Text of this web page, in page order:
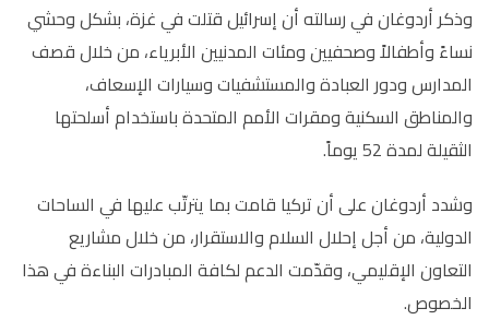
وذكر أردوغان في رسالته أن إسرائيل قتلت في غزة، بشكل وحشي
نساءً وأطفالاً وصحفيين ومئات المدنيين الأبرياء، من خلال قصف
المدارس ودور العبادة والمستشفيات وسيارات الإسعاف،
والمناطق السكنية ومقرات الأمم المتحدة باستخدام أسلحتها
الثقيلة لمدة 52 يوماً.
وشدد أردوغان على أن تركيا قامت بما يترتّب عليها في الساحات
الدولية، من أجل إحلال السلام والاستقرار، من خلال مشاريع
التعاون الإقليمي، وقدّمت الدعم لكافة المبادرات البناءة في هذا
الخصوص.